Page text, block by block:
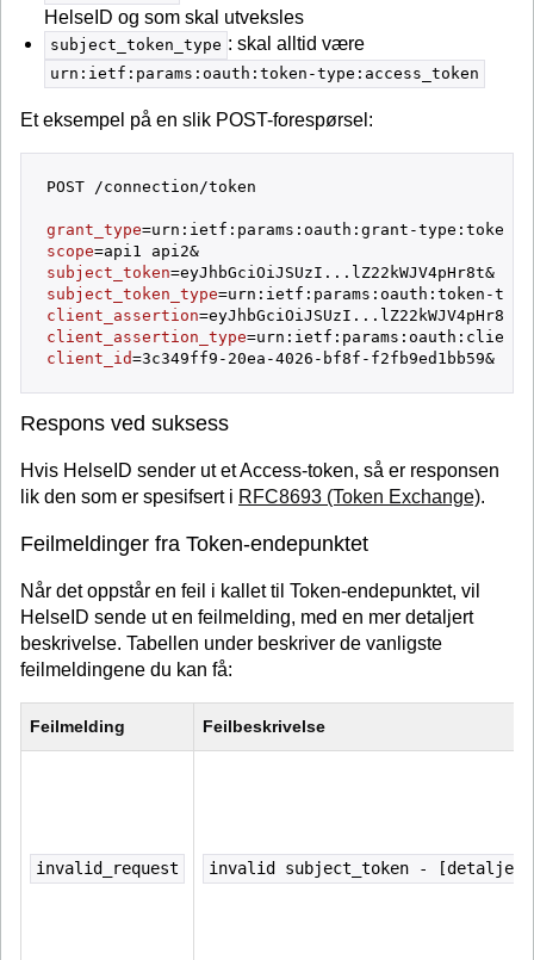
HelseID og som skal utveksles
subject_token_type : skal alltid være
urn:ietf:params:oauth:token-type:access_token
Et eksempel på en slik POST-forespørsel:
POST /connection/token
grant_type
scope
subject_token
subject_token_type
client_assertion
client_assertion_type
client_id
Respons ved suksess
Hvis HelseID sender ut et Access-token, så er responsen
lik den som er spesifsert i RFC8693 (Token Exchange).
Feilmeldinger fra Token-endepunktet
Når det oppstår en feil i kallet til Token-endepunktet, vil
HelseID sende ut en feilmelding, med en mer detaljert
beskrivelse. Tabellen under beskriver de vanligste
feilmeldingene du kan få:
Feilmelding Feilbeskrivelse
invalid_request invalid subject_token - [detaljert